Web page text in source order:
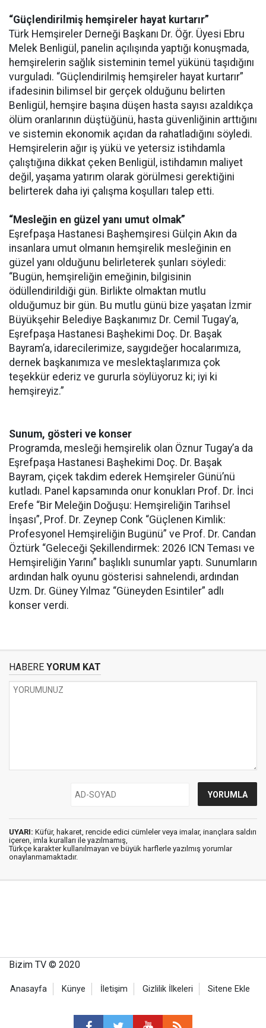
“Güçlendirilmiş hemşireler hayat kurtarır”
Türk Hemşireler Derneği Başkanı Dr. Öğr. Üyesi Ebru
Melek Benligül, panelin açılışında yaptığı konuşmada,
hemşirelerin sağlık sisteminin temel yükünü taşıdığını
vurguladı. “Güçlendirilmiş hemşireler hayat kurtarır”
ifadesinin bilimsel bir gerçek olduğunu belirten
Benligül, hemşire başına düşen hasta sayısı azaldıkça
ölüm oranlarının düştüğünü, hasta güvenliğinin arttığını
ve sistemin ekonomik açıdan da rahatladığını söyledi.
Hemşirelerin ağır iş yükü ve yetersiz istihdamla
çalıştığına dikkat çeken Benligül, istihdamın maliyet
değil, yaşama yatırım olarak görülmesi gerektiğini
belirterek daha iyi çalışma koşulları talep etti.
“Mesleğin en güzel yanı umut olmak”
Eşrefpaşa Hastanesi Başhemşiresi Gülçin Akın da
insanlara umut olmanın hemşirelik mesleğinin en
güzel yanı olduğunu belirleterek şunları söyledi:
“Bugün, hemşireliğin emeğinin, bilgisinin
ödüllendirildiği gün. Birlikte olmaktan mutlu
olduğumuz bir gün. Bu mutlu günü bize yaşatan İzmir
Büyükşehir Belediye Başkanımız Dr. Cemil Tugay’a,
Eşrefpaşa Hastanesi Başhekimi Doç. Dr. Başak
Bayram’a, idarecilerimize, saygıdeğer hocalarımıza,
dernek başkanımıza ve meslektaşlarımıza çok
teşekkür ederiz ve gururla söylüyoruz ki; iyi ki
hemşireyiz.”
Sunum, gösteri ve konser
Programda, mesleği hemşirelik olan Öznur Tugay’a da
Eşrefpaşa Hastanesi Başhekimi Doç. Dr. Başak
Bayram, çiçek takdim ederek Hemşireler Günü’nü
kutladı. Panel kapsamında onur konukları Prof. Dr. İnci
Erefe “Bir Meleğin Doğuşu: Hemşireliğin Tarihsel
İnşası”, Prof. Dr. Zeynep Conk “Güçlenen Kimlik:
Profesyonel Hemşireliğin Bugünü” ve Prof. Dr. Candan
Öztürk “Geleceği Şekillendirmek: 2026 ICN Teması ve
Hemşireliğin Yarını” başlıklı sunumlar yaptı. Sunumların
ardından halk oyunu gösterisi sahnelendi, ardından
Uzm. Dr. Güney Yılmaz “Güneyden Esintiler” adlı
konser verdi.
HABERE YORUM KAT
UYARI: Küfür, hakaret, rencide edici cümleler veya imalar, inançlara saldırı
içeren, imla kuralları ile yazılmamış,
Türkçe karakter kullanılmayan ve büyük harflerle yazılmış yorumlar
onaylanmamaktadır.
Bizim TV © 2020
Anasayfa Künye İletişim Gizlilik İlkeleri Sitene Ekle